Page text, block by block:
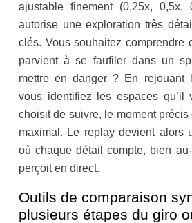
ajustable finement (0,25x, 0,5x,
autorise une exploration très
clés. Vous souhaitez comprendre
parvient à se faufiler dans un
mettre en danger ? En rejouant
vous identifiez les espaces qu’il
choisit de suivre, le moment
maximal. Le replay devient alors
où chaque détail compte, bien
perçoit en direct.
Outils de comparaison
plusieurs étapes du giro